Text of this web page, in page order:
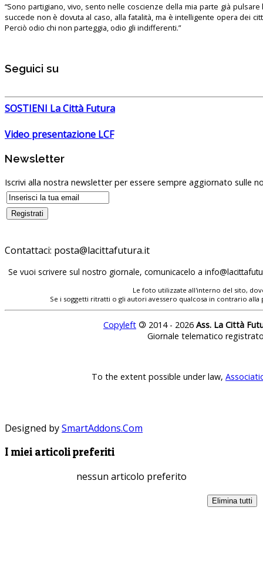
“Sono partigiano, vivo, sento nelle coscienze della mia parte già pulsare
succede non è dovuta al caso, alla fatalità, ma è intelligente opera dei
Perciò odio chi non parteggia, odio gli indifferenti.”
Seguici su
SOSTIENI La Città Futura
Video presentazione LCF
Newsletter
Iscrivi alla nostra newsletter per essere sempre aggiornato sulle
Contattaci:
Se vuoi scrivere sul nostro giornale, comunicacelo a
Le foto utilizzate all'interno del sito,
Se i soggetti ritratti o gli autori avessero qualcosa in contrario
Copyleft © 2014 - 2026 Ass. La Città
Giornale telematico
To the extent possible under law,
Designed bySmartAddons.Com
I miei articoli preferiti
nessun articolo preferito